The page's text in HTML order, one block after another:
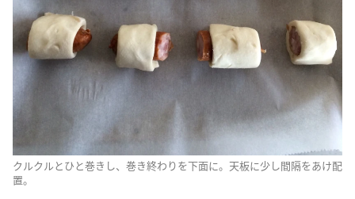
クルクルとひと巻きし、巻き終わりを下面に。天板に少し間隔をあけ配
置。